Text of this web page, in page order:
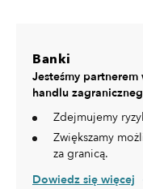
Banki
Jesteśmy
handlu
Zdejmujemy
Zwiększamy
za granicą.
Dowiedz się więcej